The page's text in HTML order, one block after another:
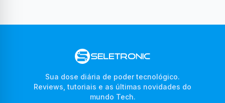
Sua dose diária de poder tecnológico.
Reviews, tutoriais e as últimas novidades do
mundo Tech.